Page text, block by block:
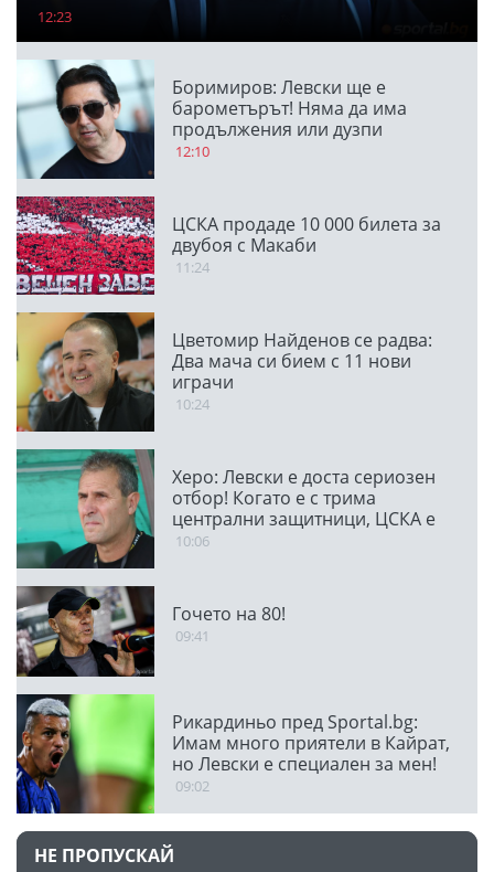
12:23
Боримиров: Левски ще е
барометърът! Няма да има
продължения или дузпи
12:10
ЦСКА продаде 10 000 билета за
двубоя с Макаби
11:24
Цветомир Найденов се радва:
Два мача си бием с 11 нови
играчи
10:24
Херо: Левски е доста сериозен
отбор! Когато е с трима
централни защитници, ЦСКА е
много стабилен
10:06
Гочето на 80!
09:41
Рикардиньо пред Sportal.bg:
Имам много приятели в Кайрат,
но Левски е специален за мен!
09:02
НЕ ПРОПУСКАЙ